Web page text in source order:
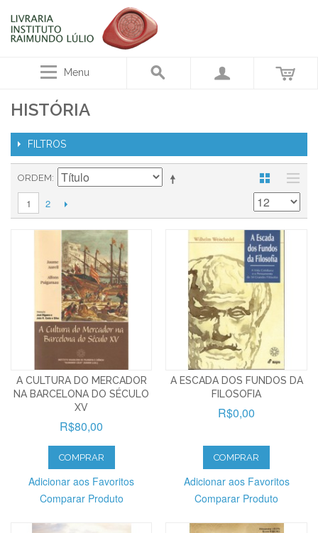
Menu
HISTÓRIA
FILTROS
ORDEM
1 2
A CULTURA DO MERCADOR
NA BARCELONA DO SÉCULO
XV
R$80,00
COMPRAR
Adicionar aos Favoritos
Comparar Produto
A ESCADA DOS FUNDOS DA
FILOSOFIA
R$0,00
COMPRAR
Adicionar aos Favoritos
Comparar Produto